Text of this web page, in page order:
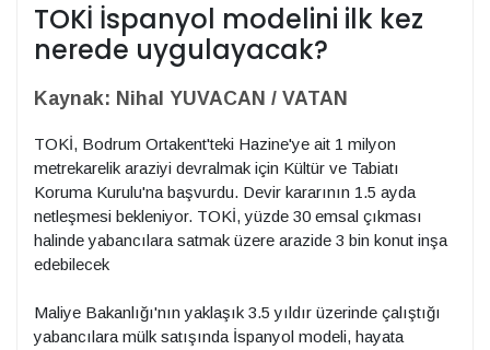
TOKİ İspanyol modelini ilk kez
nerede uygulayacak?
Kaynak: Nihal YUVACAN / VATAN
TOKİ, Bodrum Ortakent'teki Hazine'ye ait 1 milyon
metrekarelik araziyi devralmak için Kültür ve Tabiatı
Koruma Kurulu'na başvurdu. Devir kararının 1.5 ayda
netleşmesi bekleniyor. TOKİ, yüzde 30 emsal çıkması
halinde yabancılara satmak üzere arazide 3 bin konut inşa
edebilecek
Maliye Bakanlığı'nın yaklaşık 3.5 yıldır üzerinde çalıştığı
yabancılara mülk satışında İspanyol modeli, hayata